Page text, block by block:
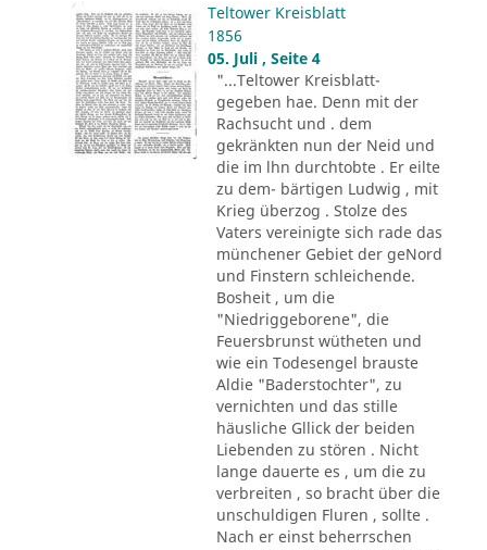
Teltower Kreisblatt
1856
05. Juli , Seite 4
"...Teltower Kreisblatt-
gegeben hae. Denn mit der
Rachsucht und . dem
gekränkten nun der Neid und
die im lhn durchtobte . Er eilte
zu dem- bärtigen Ludwig , mit
Krieg überzog . Stolze des
Vaters vereinigte sich rade das
münchener Gebiet der geNord
und Finstern schleichende.
Bosheit , um die
"Niedriggeborene", die
Feuersbrunst wütheten und
wie ein Todesengel brauste
Aldie "Baderstochter", zu
vernichten und das stille
häusliche Gllick der beiden
Liebenden zu stören . Nicht
lange dauerte es , um die zu
verbreiten , so bracht über die
unschuldigen Fluren , sollte .
Nach er einst beherrschen